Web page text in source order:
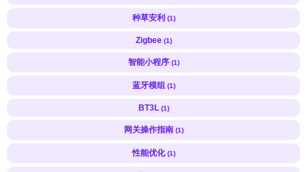
种草安利 (1)
Zigbee (1)
智能小程序 (1)
蓝牙模组 (1)
BT3L (1)
网关操作指南 (1)
性能优化 (1)